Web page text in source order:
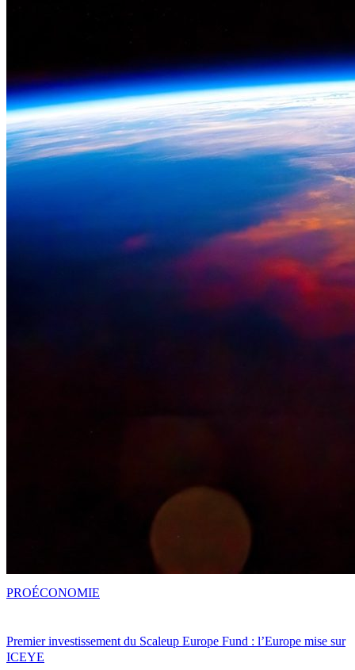
Premier investissement du Scaleup Europe Fund : l’Europe mise sur
ICEYE
PROÉCONOMIE